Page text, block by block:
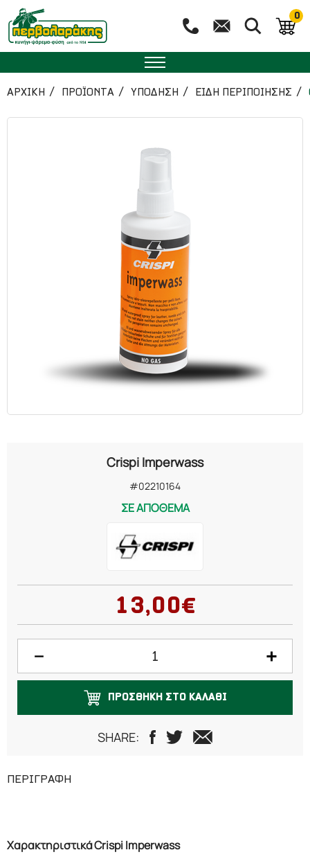
0
ΑΡΧΙΚΉ ΠΡΟΪΟΝΤΑ ΥΠΟΔΗΣΗ ΕΙΔΗ ΠΕΡΙΠΟΙΗΣΗΣ
Crispi Imperwass
#02210164
ΣΕ ΑΠΟΘΕΜΑ
13,00€
ΠΡΟΣΘΗΚΗ ΣΤΟ ΚΑΛΑΘΙ
SHARE:
ΠΕΡΙΓΡΑΦΗ
Χαρακτηριστικά Crispi Imperwass